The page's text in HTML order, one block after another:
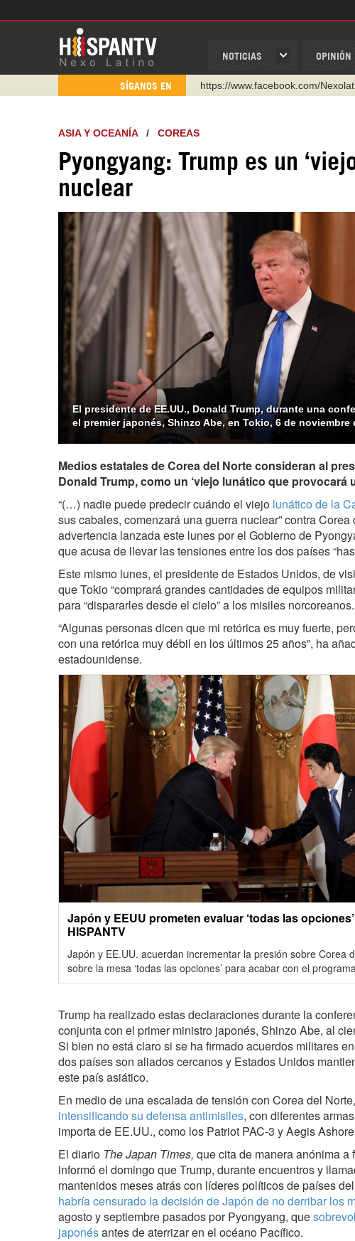
NOTICIAS OPINIÓN
SÍGANOS EN
https://www.facebook.com/
https://urmedium.com/c/hispantv
Instagram como: hispan_tv
ASIA Y OCEANÍA/ COREAS
Pyongyang: Trump es un
nuclear
El presidente de EE.UU., Donald Trump, durante una
el premier japonés, Shinzo Abe, en Tokio, 6 de noviembre
Medios estatales de Corea del Norte consideran al
Donald Trump, como un ‘viejo lunático que provocará
“(…) nadie puede predecir cuándo el viejo lunático de la
sus cabales, comenzará una guerra nuclear” contra Corea
advertencia lanzada este lunes por el Gobierno de
que acusa de llevar las tensiones entre los dos países
Este mismo lunes, el presidente de Estados Unidos, de
que Tokio “comprará grandes cantidades de equipos
para “dispararles desde el cielo” a los misiles norcoreanos.
“Algunas personas dicen que mi retórica es muy fuerte,
con una retórica muy débil en los últimos 25 años”, ha
estadounidense.
Japón y EEUU prometen evaluar ‘todas las
HISPANTV
Japón y EE.UU. acuerdan incrementar la presión sobre Corea
sobre la mesa ‘todas las opciones’ para acabar con el
Trump ha realizado estas declaraciones durante la
conjunta con el primer ministro japonés, Shinzo Abe, al
Si bien no está claro si se ha firmado acuerdos militares
dos países son aliados cercanos y Estados Unidos
este país asiático.
En medio de una escalada de tensión con Corea del Norte,
intensificando su defensa antimisiles, con diferentes
importa de EE.UU., como los Patriot PAC-3 y Aegis
El diario The Japan Times, que cita de manera anónima a
informó el domingo que Trump, durante encuentros y
mantenidos meses atrás con líderes políticos de países
habría censurado la decisión de Japón de no derribar los
agosto y septiembre pasados por Pyongyang, que
japonésantes de aterrizar en el océano Pacífico.